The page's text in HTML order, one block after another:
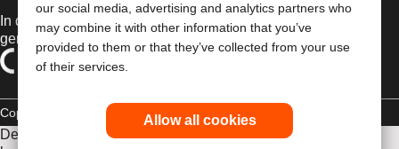
our social media, advertising and analytics partners who
may combine it with other information that you’ve
provided to them or that they’ve collected from your use
of their services.
Allow all cookies
In de EU verkochte medische hulpmiddelen dienen
gemarkeerd te zijn met een van de volgende symbolen
Copyrightverklaring Privacybeleid Gebruik van cookies
De verstrekte informatie is geen medisch advies en is niet